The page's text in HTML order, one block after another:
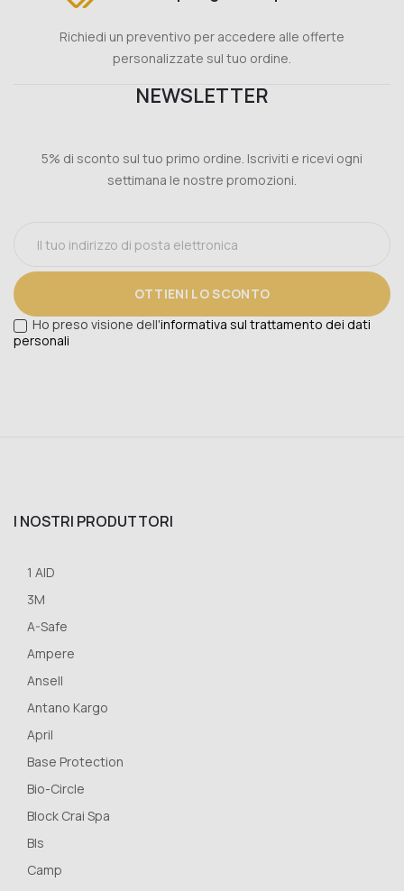
Richiedi un preventivo per accedere alle offerte
personalizzate sul tuo ordine.
NEWSLETTER
5% di sconto sul tuo primo ordine. Iscriviti e ricevi ogni
settimana le nostre promozioni.
OTTIENI LO SCONTO
Ho preso visione dell'informativa sul trattamento dei dati
personali
I NOSTRI PRODUTTORI
1 AID
3M
A-Safe
Ampere
Ansell
Antano Kargo
April
Base Protection
Bio-Circle
Block Crai Spa
Bls
Camp